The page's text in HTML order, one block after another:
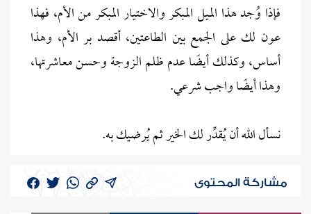
فإذا وُجد هذا الميل المبكر والاختيار المبكر من الأم، فهذا
عون لك على الجمع بين الطاعتين، أقصد بر الأم، وهذا
أساس، وكذلك أيضًا عدم ظلم الزوجة وحسن معاشرتها،
وهذا أيضًا واجب شرعي.
نسأل الله أن يُقدِّر لك الخير ثم يُرضيك به.
مشاركة المحتوى